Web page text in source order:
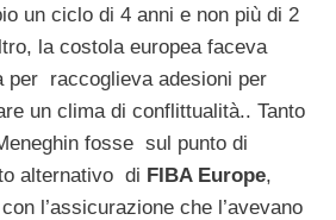
un ciclo di 4 anni e non più di 2
la costola europea faceva
per raccoglieva adesioni per
un clima di conflittualità.. Tanto
fosse sul punto di
alternativo di FIBA Europe,
l’assicurazione che l’avevano